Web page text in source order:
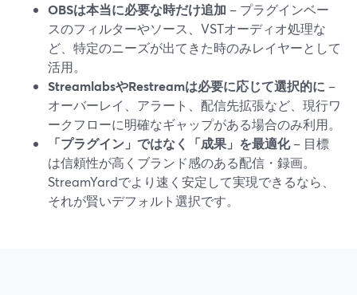
OBSは本当に必要な時だけ追加 – プラグインベー
スのフィルターやソース、VSTオーディオ処理な
ど、特定のニーズが出てきた時のみレイヤーとして
活用。
StreamlabsやRestreamは必要に応じて選択的に –
オーバーレイ、アラート、配信先拡張など、現行ワ
ークフローに明確なギャップがある場合のみ利用。
「プラグイン」ではなく「成果」を最適化– 目標
は信頼性が高くブランド感のある配信・録画。
StreamYardでより速く安定して実現できるなら、
それが賢いデフォルト選択です。